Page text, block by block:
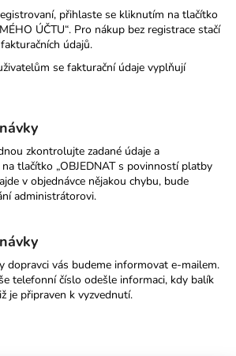
přihlaste se kliknutím na tlačítko
ÚČTU“. Pro nákup bez registrace stačí
údajů.
se fakturační údaje vyplňují
zkontrolujte zadané údaje a
tlačítko „OBJEDNAT s povinností platby
v objednávce nějakou chybu, bude
administrátorovi.
dopravci vás budeme informovat e-mailem.
telefonní číslo odešle informaci, kdy balík
je připraven k vyzvednutí.